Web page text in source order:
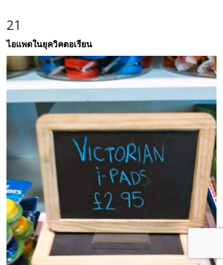
21
ไอแพดในยุควิคตอเรียน